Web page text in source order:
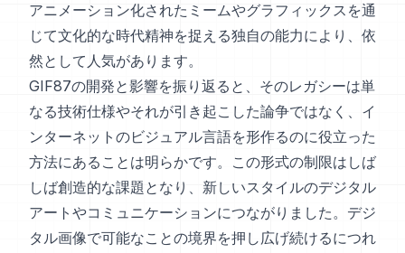
アニメーション化されたミームやグラフィックスを通
じて文化的な時代精神を捉える独自の能力により、依
然として人気があります。
GIF87の開発と影響を振り返ると、そのレガシーは単
なる技術仕様やそれが引き起こした論争ではなく、イ
ンターネットのビジュアル言語を形作るのに役立った
方法にあることは明らかです。この形式の制限はしば
しば創造的な課題となり、新しいスタイルのデジタル
アートやコミュニケーションにつながりました。デジ
タル画像で可能なことの境界を押し広げ続けるにつれ